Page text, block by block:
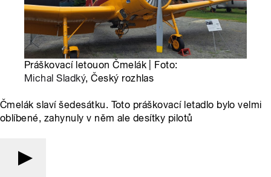
Práškovací letouon Čmelák | Foto:
Michal Sladký, Český rozhlas
Čmelák slaví šedesátku. Toto práškovací letadlo bylo velmi
oblíbené, zahynuly v něm ale desítky pilotů